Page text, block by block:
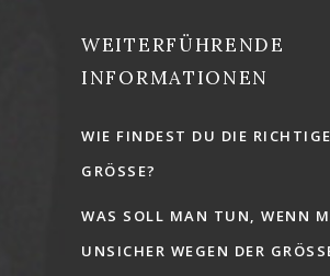
WEITERFÜHRENDE
INFORMATIONEN
WIE FINDEST DU DIE RICHTIGE
GRÖSSE?
WAS SOLL MAN TUN, WENN
UNSICHER WEGEN DER